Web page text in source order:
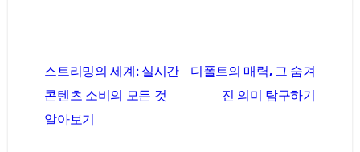
탐
색
스트리밍의 세계: 실시간
콘텐츠 소비의 모든 것
알아보기
디폴트의 매력, 그 숨겨
진 의미 탐구하기